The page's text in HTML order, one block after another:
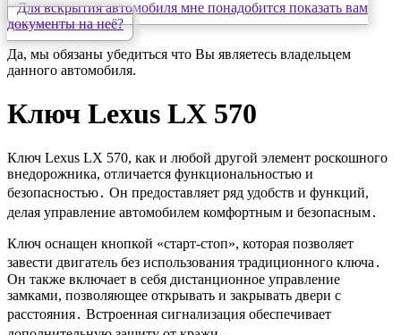
Для вскрытия автомобиля мне понадобится показать вам
документы на неё?
Да, мы обязаны убедиться что Вы являетесь владельцем
данного автомобиля.
Ключ Lexus LX 570
Ключ Lexus LX 570, как и любой другой элемент роскошного
внедорожника, отличается функциональностью и
безопасностью․ Он предоставляет ряд удобств и функций,
делая управление автомобилем комфортным и безопасным․
Ключ оснащен кнопкой «старт-стоп», которая позволяет
завести двигатель без использования традиционного ключа․
Он также включает в себя дистанционное управление
замками, позволяющее открывать и закрывать двери с
расстояния․ Встроенная сигнализация обеспечивает